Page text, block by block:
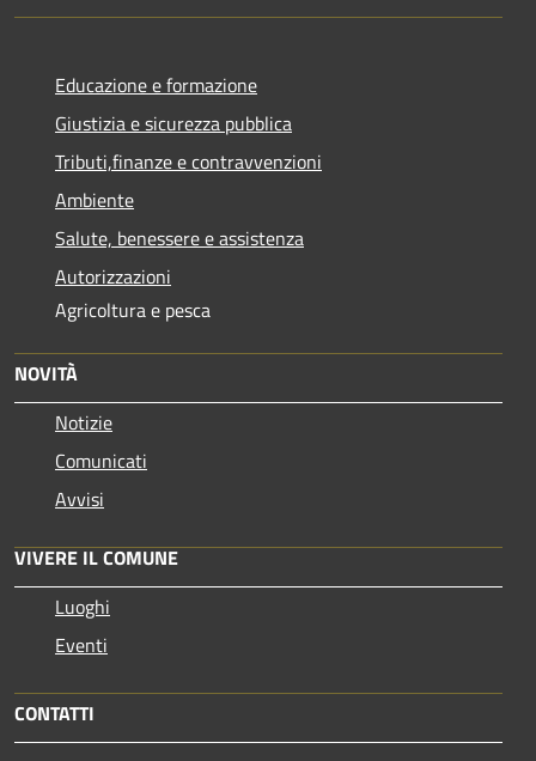
Educazione e formazione
Giustizia e sicurezza pubblica
Tributi,finanze e contravvenzioni
Ambiente
Salute, benessere e assistenza
Autorizzazioni
Agricoltura e pesca
NOVITÀ
Notizie
Comunicati
Avvisi
VIVERE IL COMUNE
Luoghi
Eventi
CONTATTI